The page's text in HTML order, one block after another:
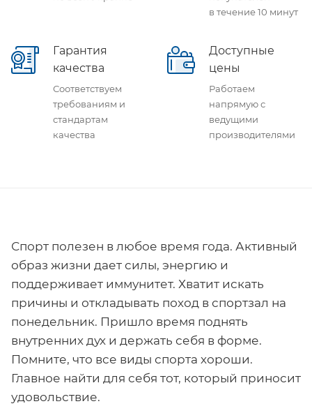
в течение 10 минут
Гарантия
качества
Соответствуем
требованиям и
стандартам
качества
Доступные
цены
Работаем
напрямую с
ведущими
производителями
Спорт полезен в любое время года. Активный
образ жизни дает силы, энергию и
поддерживает иммунитет. Хватит искать
причины и откладывать поход в спортзал на
понедельник. Пришло время поднять
внутренних дух и держать себя в форме.
Помните, что все виды спорта хороши.
Главное найти для себя тот, который приносит
удовольствие.